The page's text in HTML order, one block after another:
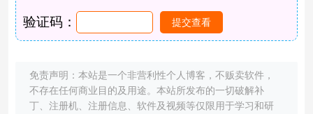
验证码：
免责声明：本站是一个非营利性个人博客，不贩卖软件，
不存在任何商业目的及用途。本站所发布的一切破解补
丁、注册机、注册信息、软件及视频等仅限用于学习和研